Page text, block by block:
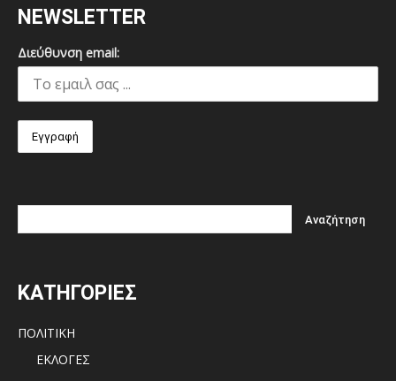
NEWSLETTER
Διεύθυνση email:
ΚΑΤΗΓΟΡΙΕΣ
ΠΟΛΙΤΙΚΗ
ΕΚΛΟΓΕΣ